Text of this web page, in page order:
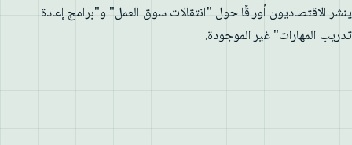
ينشر الاقتصاديون أوراقًا حول "انتقالات سوق العمل" و"برامج إعادة
تدريب المهارات" غير الموجودة.